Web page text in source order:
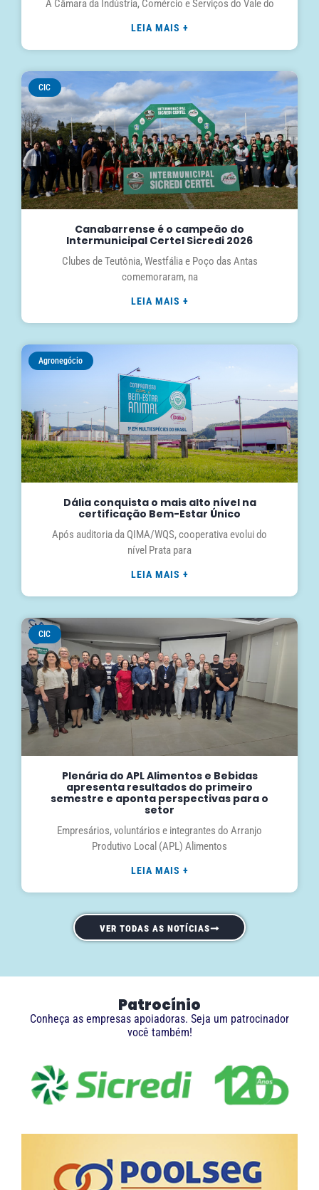
A Câmara da Indústria, Comércio e Serviços do Vale do
LEIA MAIS +
CIC
Canabarrense é o campeão do
Intermunicipal Certel Sicredi 2026
Clubes de Teutônia, Westfália e Poço das Antas
comemoraram, na
LEIA MAIS +
Agronegócio
Dália conquista o mais alto nível na
certificação Bem-Estar Único
Após auditoria da QIMA/WQS, cooperativa evolui do
nível Prata para
LEIA MAIS +
CIC
Plenária do APL Alimentos e Bebidas
apresenta resultados do primeiro
semestre e aponta perspectivas para o
setor
Empresários, voluntários e integrantes do Arranjo
Produtivo Local (APL) Alimentos
LEIA MAIS +
VER TODAS AS NOTÍCIAS
Patrocínio
Conheça as empresas apoiadoras. Seja um patrocinador
você também!